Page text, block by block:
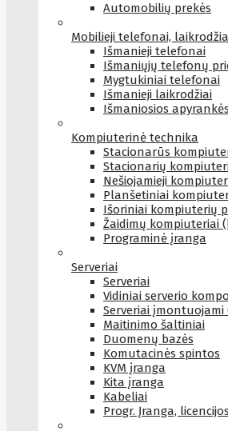
Automobilių prekės
Mobilieji telefonai,
Išmanieji telefonai
Išmaniųjų telefonų
Mygtukiniai telefonai
Išmanieji laikrodžiai
Išmaniosios apyrankės
Kompiuterinė technika
Stacionarūs
Stacionarių
Nešiojamieji
Planšetiniai
Išoriniai kompiuterių
Žaidimų kompiuteriai
Programinė įranga
Serveriai
Serveriai
Vidiniai serverio
Serveriai įmontuojami
Maitinimo šaltiniai
Duomenų bazės
Komutacinės spintos
KVM įranga
Kita įranga
Kabeliai
Progr. Įranga, licencijos